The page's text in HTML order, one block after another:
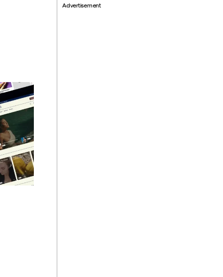
Advertisement